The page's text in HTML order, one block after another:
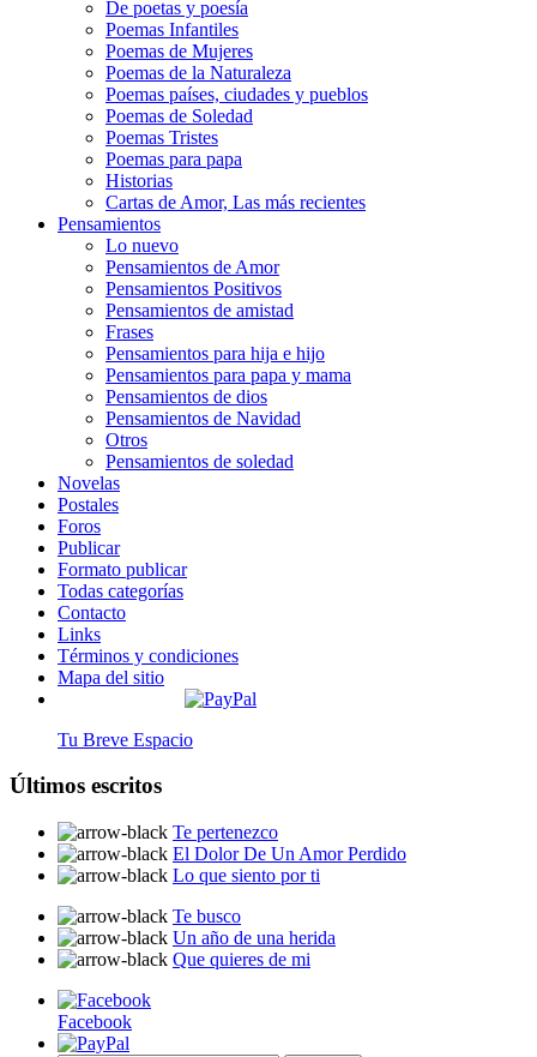
De poetas y poesía
Poemas Infantiles
Poemas de Mujeres
Poemas de la Naturaleza
Poemas países, ciudades y pueblos
Poemas de Soledad
Poemas Tristes
Poemas para papa
Historias
Cartas de Amor, Las más recientes
Pensamientos
Lo nuevo
Pensamientos de Amor
Pensamientos Positivos
Pensamientos de amistad
Frases
Pensamientos para hija e hijo
Pensamientos para papa y mama
Pensamientos de dios
Pensamientos de Navidad
Otros
Pensamientos de soledad
Novelas
Postales
Foros
Publicar
Formato publicar
Todas categorías
Contacto
Links
Términos y condiciones
Mapa del sitio
Tu Breve Espacio
Últimos escritos
Te pertenezco
El Dolor De Un Amor Perdido
Lo que siento por ti
Te busco
Un año de una herida
Que quieres de mi
Facebook